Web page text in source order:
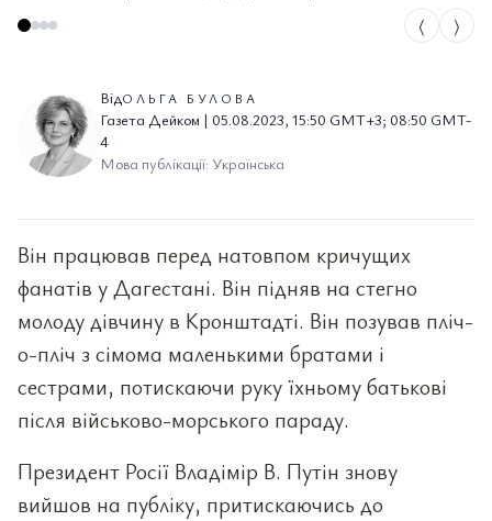
⟨ ⟩
ВідОЛЬГА БУЛОВА
Газета Дейком | 05.08.2023, 15:50 GMT+3; 08:50 GMT-
4
Мова публікації: Українська
Він працював перед натовпом кричущих
фанатів у Дагестані. Він підняв на стегно
молоду дівчину в Кронштадті. Він позував пліч-
о-пліч з сімома маленькими братами і
сестрами, потискаючи руку їхньому батькові
після військово-морського параду.
Президент Росії Владімір В. Путін знову
вийшов на публіку, притискаючись до